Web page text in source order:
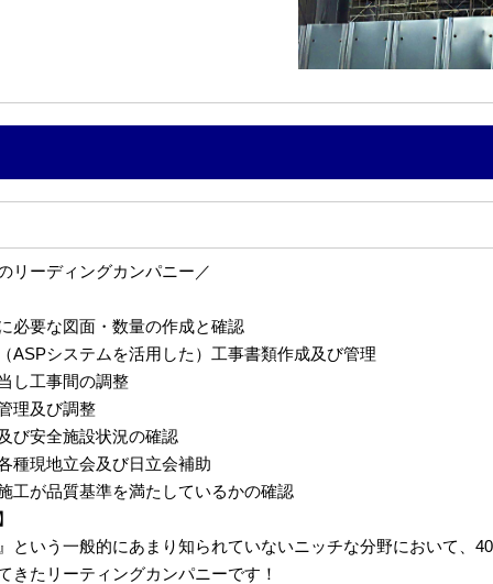
リーディングカンパニー／
必要な図面・数量の作成と確認
ASPシステムを活用した）工事書類作成及び管理
し工事間の調整
理及び調整
び安全施設状況の確認
種現地立会及び日立会補助
工が品質基準を満たしているかの確認
という一般的にあまり知られていないニッチな分野において、
きたリーティングカンパニーです！